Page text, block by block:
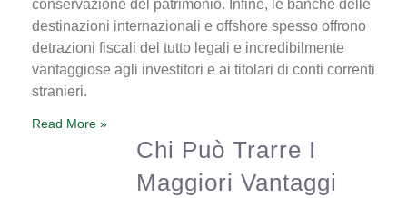
conservazione del patrimonio. Infine, le banche delle
destinazioni internazionali e offshore spesso offrono
detrazioni fiscali del tutto legali e incredibilmente
vantaggiose agli investitori e ai titolari di conti correnti
stranieri.
Read More »
Chi Può Trarre I
Maggiori Vantaggi